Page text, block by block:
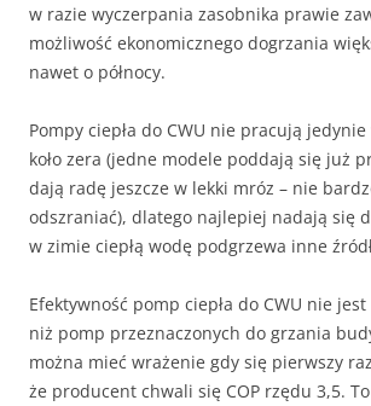
w razie wyczerpania zasobnika prawie
możliwość ekonomicznego dogrzania
nawet o północy.
Pompy ciepła do CWU nie pracują
koło zera (jedne modele poddają się już
dają radę jeszcze w lekki mróz – nie
odszraniać), dlatego najlepiej nadają się
w zimie ciepłą wodę podgrzewa inne
Efektywność pomp ciepła do CWU nie
niż pomp przeznaczonych do grzania
można mieć wrażenie gdy się pierwszy
że producent chwali się COP rzędu 3,5.